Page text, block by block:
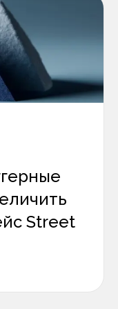
Street